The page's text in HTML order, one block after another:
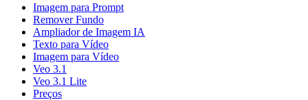
Imagem para Prompt
Remover Fundo
Ampliador de Imagem IA
Texto para Vídeo
Imagem para Vídeo
Veo 3.1
Veo 3.1 Lite
Preços